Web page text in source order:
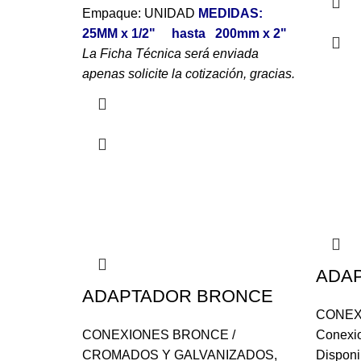
Empaque: UNIDAD MEDIDAS:
25MM x 1/2" hasta 200mm x 2"
La Ficha Técnica será enviada
apenas solicite la cotización, gracias.
ADAPTADOR BRONCE
CONEXIONES BRONCE /
CROMADOS Y GALVANIZADOS,